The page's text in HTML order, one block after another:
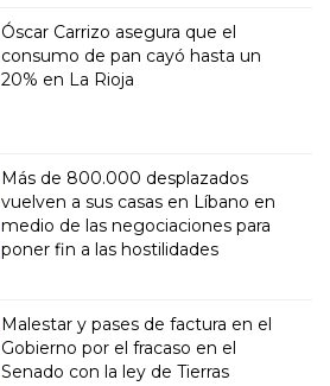
Óscar Carrizo asegura que el
consumo de pan cayó hasta un
20% en La Rioja
Más de 800.000 desplazados
vuelven a sus casas en Líbano en
medio de las negociaciones para
poner fin a las hostilidades
Malestar y pases de factura en el
Gobierno por el fracaso en el
Senado con la ley de Tierras